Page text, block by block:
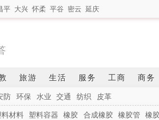
平 大兴 怀柔 平谷 密云 延庆
旅游 生活 服务 工商 商务
防 环保 水业 交通 纺织
皮革
料材料 塑料容器 橡胶 合成橡胶 橡胶管 橡